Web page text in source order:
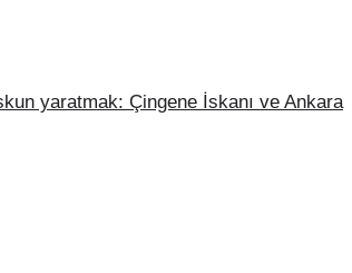
yaratmak: Çingene İskanı ve Ankara